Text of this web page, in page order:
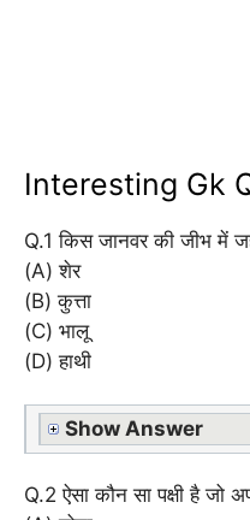
Interesting Gk
Q.1 किस जानवर की जीभ में
(A) शेर
(B) कुत्ता
(C) भालू
(D) हाथी
Show Answer
Q.2 ऐसा कौन सा पक्षी है जो